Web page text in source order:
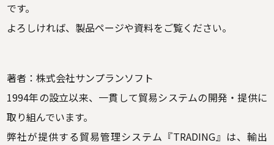
です。
よろしければ、製品ページや資料をご覧ください。
著者：株式会社サンプランソフト
1994年の設立以来、一貫して貿易システムの開発・提供に
取り組んでいます。
弊社が提供する貿易管理システム『TRADING』は、輸出